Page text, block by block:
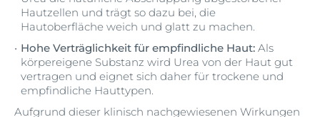
Hautzellen und trägt so dazu bei, die
Hautoberfläche weich und glatt zu machen.
Hohe Verträglichkeit für empfindliche Haut: Als
körpereigene Substanz wird Urea von der Haut gut
vertragen und eignet sich daher für trockene und
empfindliche Hauttypen.
Aufgrund dieser klinisch nachgewiesenen Wirkungen